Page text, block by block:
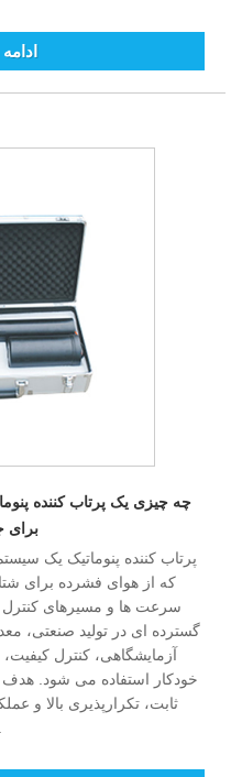
چه چیزی یک پرتاب کننده
برای
پرتاب کننده پنوماتیک یک
که از هوای فشرده برای
سرعت ها و مسیرهای کنترل
گسترده ای در تولید صنعتی،
آزمایشگاهی، کنترل
خودکار استفاده می شود. هدف
ثابت، تکرارپذیری بالا و